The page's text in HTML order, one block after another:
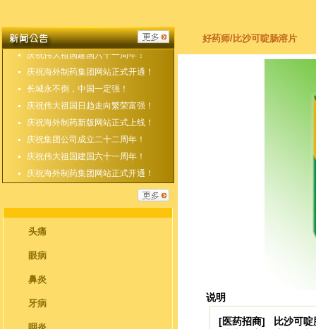
庆祝集团公司成立二十二周年！
庆祝伟大祖国建国六十一周年！
庆祝海外制药集团网站正式开通！
长城永不倒，中国一定强！
庆祝伟大祖国日趋走向繁荣富强！
庆祝海外制药新版网站正式上线！
庆祝集团公司成立二十二周年！
庆祝伟大祖国建国六十一周年！
庆祝海外制药集团网站正式开通！
头痛
眼病
鼻炎
牙病
好药师/比沙可啶肠溶片
说明
[医药招商] 比沙可啶